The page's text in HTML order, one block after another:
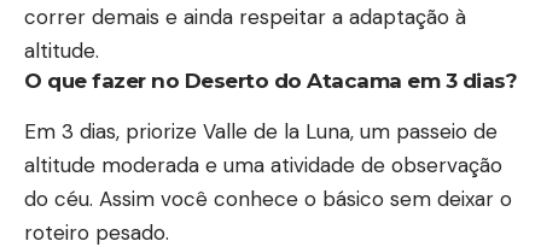
correr demais e ainda respeitar a adaptação à
altitude.
O que fazer no Deserto do Atacama em 3 dias?
Em 3 dias, priorize Valle de la Luna, um passeio de
altitude moderada e uma atividade de observação
do céu. Assim você conhece o básico sem deixar o
roteiro pesado.